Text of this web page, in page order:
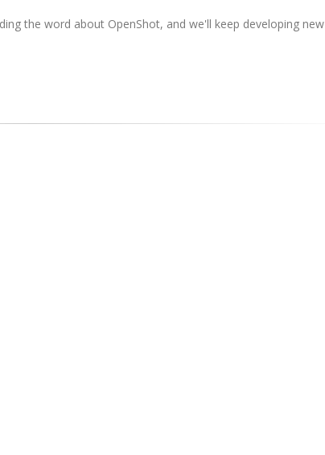
the word about OpenShot, and we'll keep developing new